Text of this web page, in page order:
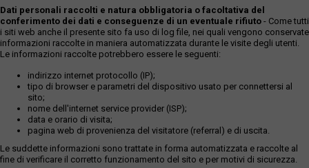
Dati personali raccolti e natura obbligatoria o facoltativa del
conferimento dei dati e conseguenze di un eventuale rifiuto - Come tutti
i siti web anche il presente sito fa uso di log file, nei quali vengono conservate
informazioni raccolte in maniera automatizzata durante le visite degli utenti.
Le informazioni raccolte potrebbero essere le seguenti:
indirizzo internet protocollo (IP);
tipo di browser e parametri del dispositivo usato per connettersi al
sito;
nome dell'internet service provider (ISP);
data e orario di visita;
pagina web di provenienza del visitatore (referral) e di uscita.
Le suddette informazioni sono trattate in forma automatizzata e raccolte al
fine di verificare il corretto funzionamento del sito e per motivi di sicurezza.